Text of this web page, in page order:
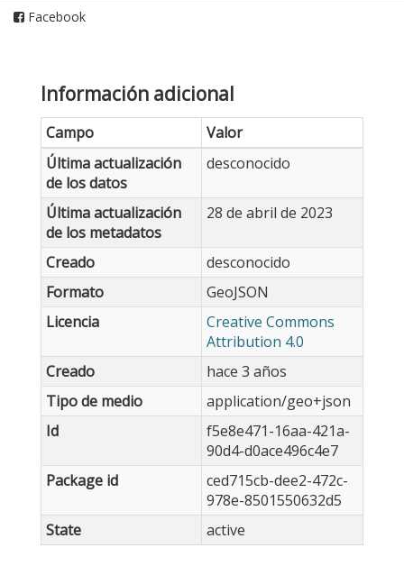
Facebook
Información adicional
Campo
Valor
Última actualización
de los datos
desconocido
Última actualización
de los metadatos
28 de abril de 2023
Creado
desconocido
Formato
GeoJSON
Licencia
Creative Commons
Attribution 4.0
Creado
hace 3 años
Tipo de medio
application/geo+json
Id
f5e8e471-16aa-421a-
90d4-d0ace496c4e7
Package id
ced715cb-dee2-472c-
978e-8501550632d5
State
active